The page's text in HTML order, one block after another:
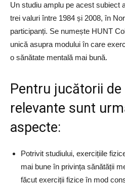
Un studiu amplu pe acest subiect
trei valuri între 1984 și 2008, în
participanți. Se numește HUNT
unică asupra modului în care
o sănătate mentală mai bună.
Pentru jucătorii de
relevante sunt
aspecte:
Potrivit studiului, exercițiile
mai bune în privința sănătății
făcut exerciții fizice în mod